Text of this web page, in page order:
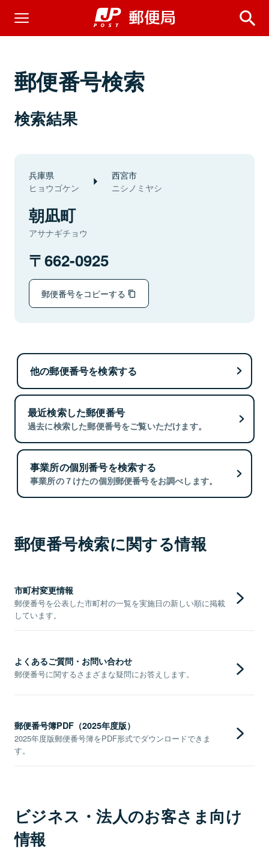
郵便番号検索
検索結果
兵庫県
ヒョウゴケン
西宮市
ニシノミヤシ
朝凪町
アサナギチョウ
662-0925
郵便番号をコピーする
他の郵便番号を検索する
最近検索した郵便番号
過去に検索した郵便番号をご覧いただけます。
事業所の個別番号を検索する
事業所の７けたの個別郵便番号をお調べします。
郵便番号検索に関する情報
市町村変更情報
郵便番号を公表した市町村の一覧を実施日の新しい順に掲載
しています。
よくあるご質問・お問い合わせ
郵便番号に関するさまざまな疑問にお答えします。
郵便番号簿PDF（2025年度版）
2025年度版郵便番号簿をPDF形式でダウンロードできま
す。
ビジネス・法人のお客さま向け
情報